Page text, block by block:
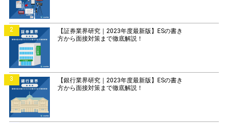
2
【証券業界研究｜2023年度最新版】ESの書き
方から面接対策まで徹底解説！
3
【銀行業界研究｜2023年度最新版】ESの書き
方から面接対策まで徹底解説！